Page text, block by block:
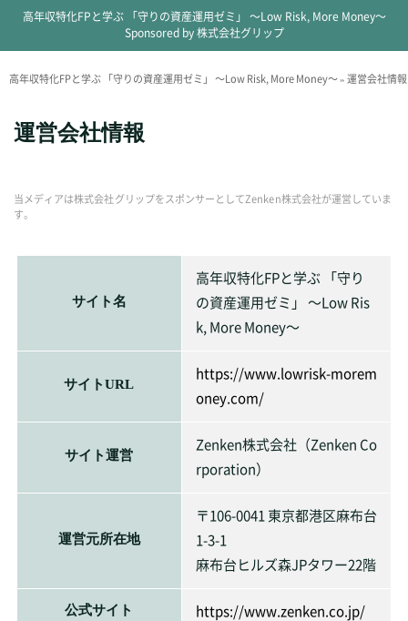
高年収特化FPと学ぶ 「守りの資産運用ゼミ」 ～Low Risk, More Money～
Sponsored by 株式会社グリップ
運営会社情報
高年収特化FPと学ぶ 「守りの資産運用ゼミ」 ～Low Risk, More Money～»運営会社情報
当メディアは株式会社グリップをスポンサーとしてZenken株式会社が運営していま
す。
サイト名
高年収特化FPと学ぶ 「守り
の資産運用ゼミ」 ～Low Ris
k, More Money～
サイトURL
https://www.lowrisk-morem
oney.com/
サイト運営
Zenken株式会社（Zenken Co
rporation）
運営元所在地
〒106-0041 東京都港区麻布台
1-3-1
麻布台ヒルズ森JPタワー22階
公式サイト https://www.zenken.co.jp/